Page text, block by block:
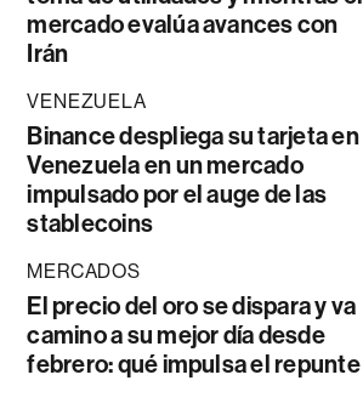
mercado evalúa avances con
Irán
VENEZUELA
Binance despliega su tarjeta en
Venezuela en un mercado
impulsado por el auge de las
stablecoins
MERCADOS
El precio del oro se dispara y va
camino a su mejor día desde
febrero: qué impulsa el repunte